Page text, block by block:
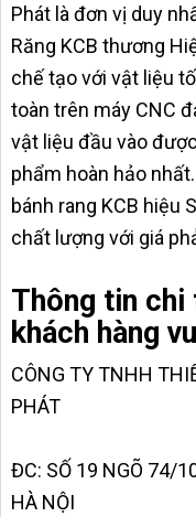
Phát là đơn vị duy
Răng KCB thương
chế tạo với vật liệu
toàn trên máy CNC
vật liệu đầu vào
phẩm hoàn hảo
bánh rang KCB hiệu
chất lượng với giá
Thông tin chi
khách hàng
CÔNG TY TNHH
PHÁT
ĐC: SỐ 19 NGÕ 74/
HÀ NỘI